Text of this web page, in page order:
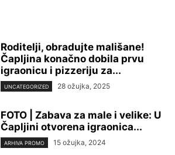
Roditelji, obradujte mališane!
Čapljina konačno dobila prvu
igraonicu i pizzeriju za...
UNCATEGORIZED 28 ožujka, 2025
FOTO | Zabava za male i velike: U
Čapljini otvorena igraonica...
ARHIVA PROMO 15 ožujka, 2024